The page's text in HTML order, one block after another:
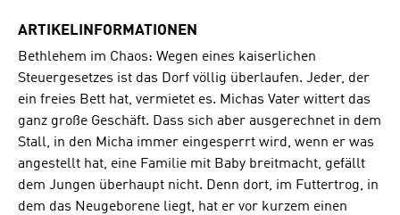
ARTIKELINFORMATIONEN
Bethlehem im Chaos: Wegen eines kaiserlichen
Steuergesetzes ist das Dorf völlig überlaufen. Jeder, der
ein freies Bett hat, vermietet es. Michas Vater wittert das
ganz große Geschäft. Dass sich aber ausgerechnet in dem
Stall, in den Micha immer eingesperrt wird, wenn er was
angestellt hat, eine Familie mit Baby breitmacht, gefällt
dem Jungen überhaupt nicht. Denn dort, im Futtertrog, in
dem das Neugeborene liegt, hat er vor kurzem einen